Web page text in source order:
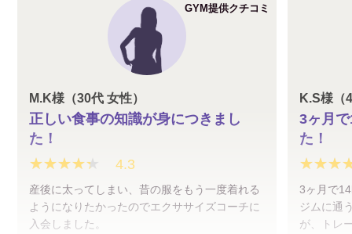
GYM提供クチコミ
M.K様（30代 女性）
正しい食事の知識が身につきまし
た！
★★★★★
★★★★★ 4.3
産後に太ってしまい、昔の服をもう一度着れる
ようになりたかったのでエクササイズコーチに
入会しました。
K.S様（
3ヶ月
た！
3ヶ月で
ジムに通
が、トレ